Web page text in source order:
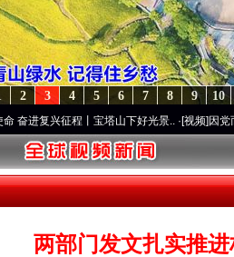
10
9
8
7
6
5
4
3
2
征程丨宝塔山下好光景..·[视频]因党而生 为党
两部门发文扎实推